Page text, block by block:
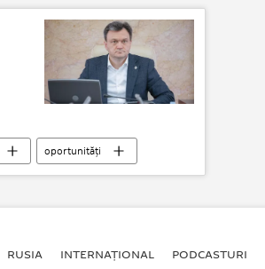
oportunități
RUSIA INTERNAȚIONAL PODCASTURI